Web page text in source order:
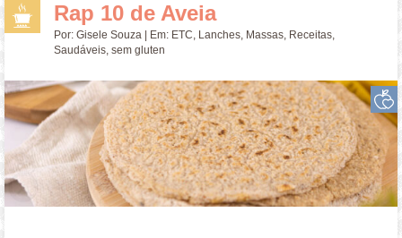
Rap 10 de Aveia
Por:Gisele Souza | Em: ETC, Lanches, Massas, Receitas,
Saudáveis,sem gluten